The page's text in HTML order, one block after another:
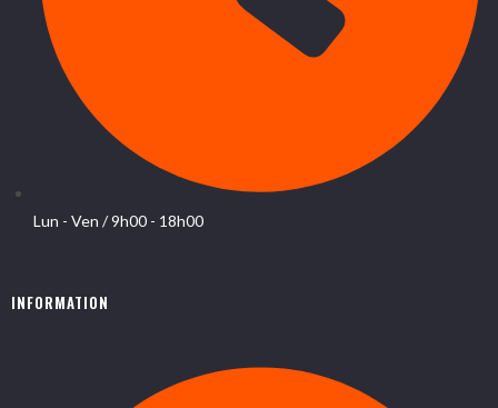
Lun - Ven / 9h00 - 18h00
INFORMATION